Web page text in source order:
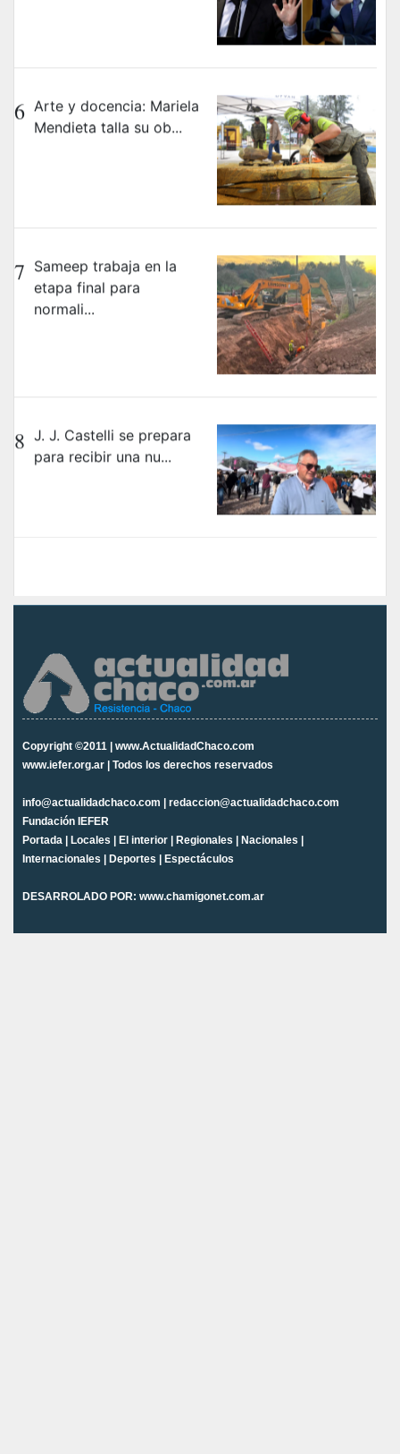
6 Arte y docencia: Mariela
Mendieta talla su ob...
7 Sameep trabaja en la
etapa final para
normali...
8 J. J. Castelli se prepara
para recibir una nu...
Copyright ©2011 | www.ActualidadChaco.com
www.iefer.org.ar | Todos los derechos reservados
info@actualidadchaco.com | redaccion@actualidadchaco.com
Fundación IEFER
Portada
Locales El interior Regionales Nacionales
Internacionales
Deportes Espectáculos
DESARROLADO POR: www.chamigonet.com.ar